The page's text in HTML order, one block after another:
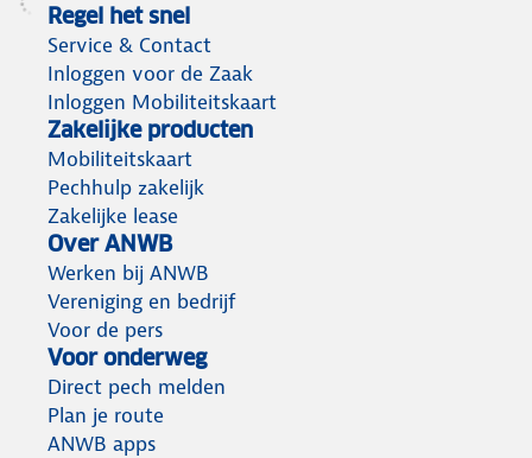
Regel het snel
Service & Contact
Inloggen voor de Zaak
Inloggen Mobiliteitskaart
Zakelijke producten
Mobiliteitskaart
Pechhulp zakelijk
Zakelijke lease
Over ANWB
Werken bij ANWB
Vereniging en bedrijf
Voor de pers
Voor onderweg
Direct pech melden
Plan je route
ANWB apps